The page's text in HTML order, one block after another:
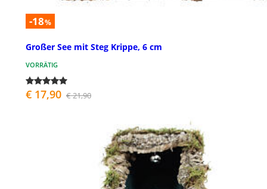
-18%
Großer See mit Steg Krippe, 6 cm
VORRÄTIG
€ 17,90 € 21,90